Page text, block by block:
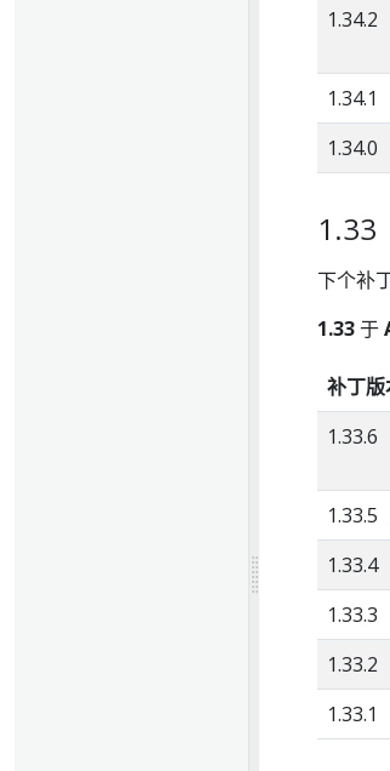
1.34.2
1.34.1
1.34.0
1.33
下个补
1.33于
补丁版
1.33.6
1.33.5
1.33.4
1.33.3
1.33.2
1.33.1